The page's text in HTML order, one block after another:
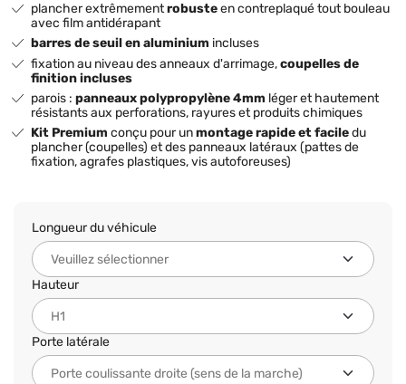
plancher extrêmementrobusteen contreplaqué tout bouleau
avec film antidérapant
barres de seuil en aluminium incluses
fixation au niveau des anneaux d'arrimage,coupelles de
finition incluses
parois :panneaux polypropylène 4mm léger et hautement
résistants aux perforations, rayures et produits chimiques
Kit Premium conçu pour unmontage rapide et faciledu
plancher (coupelles) et des panneaux latéraux (pattes de
fixation, agrafes plastiques, vis autoforeuses)
Longueur du véhicule
Hauteur
Porte latérale